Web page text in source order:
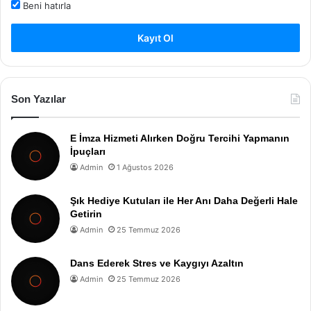
Beni hatırla
Kayıt Ol
Son Yazılar
E İmza Hizmeti Alırken Doğru Tercihi Yapmanın
İpuçları
Admin 1 Ağustos 2026
Şık Hediye Kutuları ile Her Anı Daha Değerli Hale
Getirin
Admin 25 Temmuz 2026
Dans Ederek Stres ve Kaygıyı Azaltın
Admin 25 Temmuz 2026